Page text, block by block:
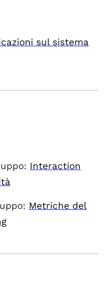
sul sistema
Interaction
Metriche del